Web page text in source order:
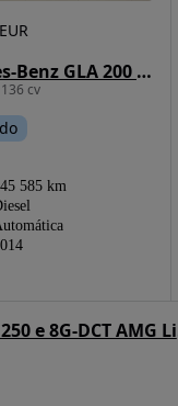
Mercedes-Benz GLA 200 d 7G-DCT AMG Line
cv
EUR
585 km